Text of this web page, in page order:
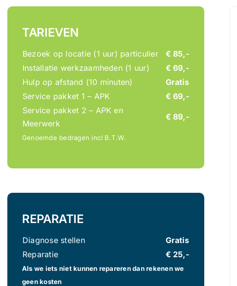
TARIEVEN
Bezoek op locatie (1 uur) particulier
€ 85,-
Installatie werkzaamheden (1 uur)
€ 69,-
Hulp op afstand (10 minuten)
Gratis
Service pakket 1 – APK
€ 69,-
Service pakket 2 – APK en
Meerwerk
€ 89,-
Genoemde bedragen incl B.T.W.
REPARATIE
Diagnose stellen
Gratis
Reparatie
€ 25,-
Als we iets niet kunnen repareren dan rekenen we
geen kosten